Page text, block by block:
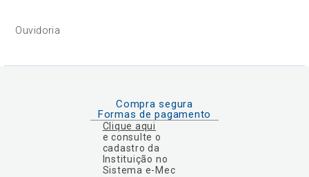
Ouvidoria
Compra segura
Formas de pagamento
Clique aqui
e consulte o
cadastro da
Instituição no
Sistema e-Mec